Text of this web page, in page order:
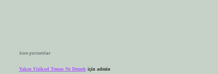
Son yorumlar
Yakın Fiziksel Temas Ne Demek için admin